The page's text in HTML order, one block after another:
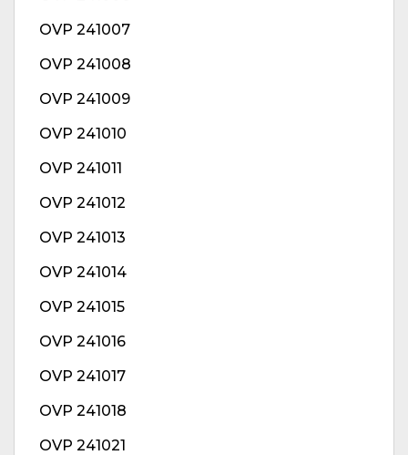
OVP 241007
OVP 241008
OVP 241009
OVP 241010
OVP 241011
OVP 241012
OVP 241013
OVP 241014
OVP 241015
OVP 241016
OVP 241017
OVP 241018
OVP 241021